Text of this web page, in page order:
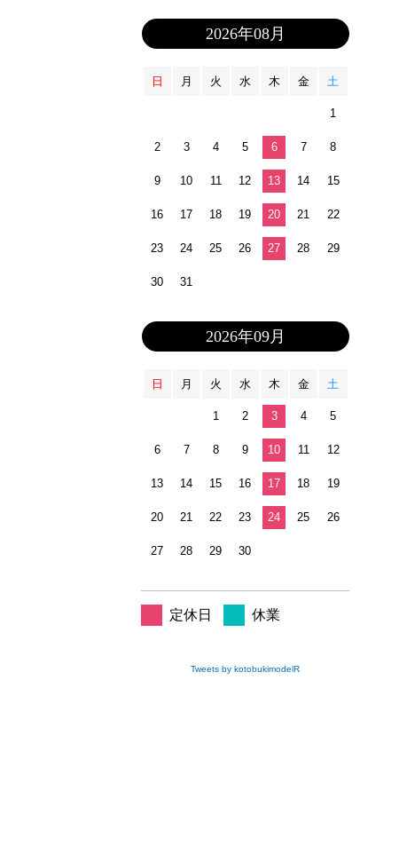
2026年08月
日 月 火 水 木 金 土
1
2 3 4 5 6 7 8
9 10 11 12 13 14 15
16 17 18 19 20 21 22
23 24 25 26 27 28 29
30 31
2026年09月
日 月 火 水 木 金 土
1 2 3 4 5
6 7 8 9 10 11 12
13 14 15 16 17 18 19
20 21 22 23 24 25 26
27 28 29 30
定休日 休業
Tweets by kotobukimodelR